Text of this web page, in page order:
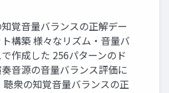
覚音量バランスの正解デー
構築 様々なリズム・音量バ
作成した 256パターンのド
音源の音量バランス評価に
聴衆の知覚音量バランスの正